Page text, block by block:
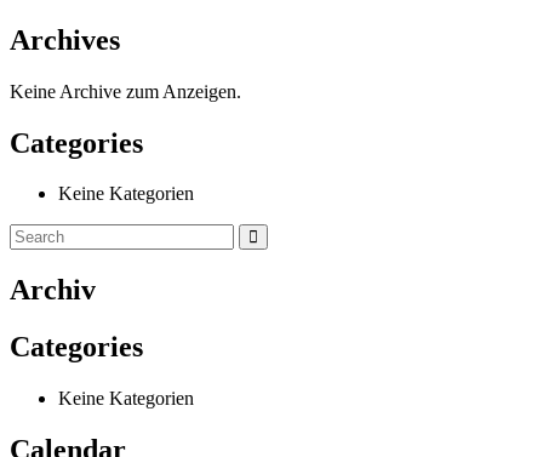
Archives
Keine Archive zum Anzeigen.
Categories
Keine Kategorien
Archiv
Categories
Keine Kategorien
Calendar